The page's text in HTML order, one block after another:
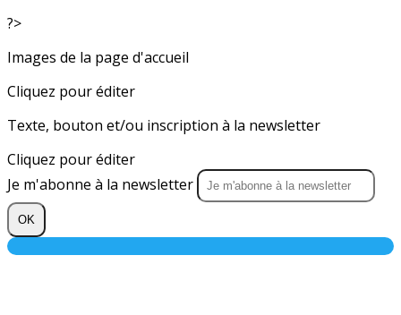
?>
Images de la page d'accueil
Cliquez pour éditer
Texte, bouton et/ou inscription à la newsletter
Cliquez pour éditer
Je m'abonne à la newsletter
OK